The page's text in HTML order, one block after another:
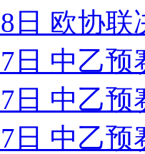
日 欧协
日 中乙
日 中乙
日 中乙